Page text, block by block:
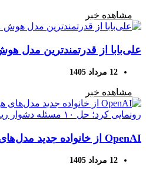
مشاهده خبر
علی‌بابا از قدرتمندترین مدل
12 مرداد 1405
مشاهده خبر
12 مرداد 1405